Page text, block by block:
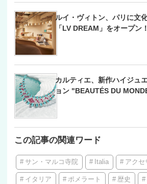
ルイ・ヴィトン、パリに文
「LV DREAM」をオープン！
カルティエ、新作ハイジュ
ョン "BEAUTÉS DU
この記事の関連ワード
サン・マルコ寺院 Italia アクセ
イタリア ポメラート 歴史